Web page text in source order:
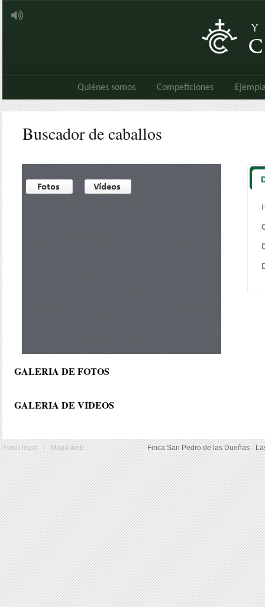
Quiénes somos Competiciones
Buscador de caballos
GALERIA DE FOTOS
GALERIA DE VIDEOS
Aviso legal|Mapa web Finca San Pedro de las Dueñas ·